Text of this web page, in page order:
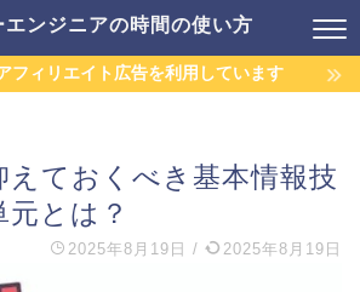
エンジニアの時間の使い方
フィリエイト広告を利用しています
えておくべき基本情報技
とは？
2025年8月19日 / 2025年8月19日